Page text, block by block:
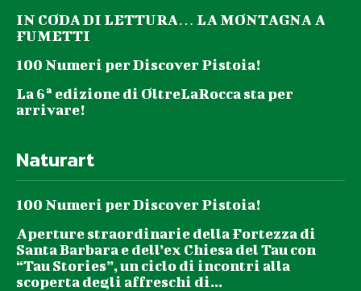
IN CODA DI LETTURA… LA MONTAGNA A
FUMETTI
100 Numeri per Discover Pistoia!
La 6ª edizione di OltreLaRocca sta per
arrivare!
Naturart
100 Numeri per Discover Pistoia!
Aperture straordinarie della Fortezza di
Santa Barbara e dell’ex Chiesa del Tau con
“Tau Stories”, un ciclo di incontri alla
scoperta degli affreschi di...